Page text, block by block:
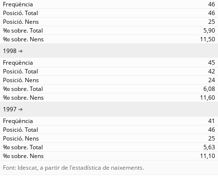
46
46
25
5,90
11,50
1998
45
42
24
6,08
11,60
1997
41
46
25
5,63
11,10
Font: Idescat, a partir de l'estadística de naixements.